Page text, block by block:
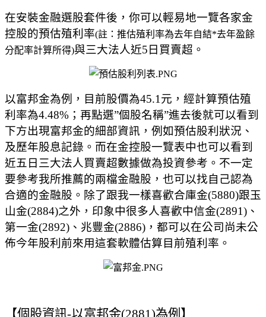
在安裝金融選股套件後，你可以輕易地一覽各家金
控股的預估殖利率(註：推估殖利率為去年自結*去年盈餘
分配率計算所得)與三大法人近5 日買賣超。
以富邦金為例，目前股價為45.1 元，經計算預估殖
利率為4.48% ；再點選”個股名稱”進去後就可以看到
下方出現富邦金的細部資訊，例如預估股利狀況、
及歷年股息記錄。而在金控股一覽表中也可以看到
近五日三大法人買賣超數據做為投資參考。不一定
要參考我所推薦的兩檔金融股，也可以找自己認為
合適的金融股。除了跟我一樣喜歡合庫金(5880)跟玉
山金(2884)之外，印象中很多人喜歡中信金(2891) 、
第一金(2892) 、兆豐金(2886) ，都可以在公司尚未公
佈今年股利前來用這套軟體估算目前殖利率。
【個股資訊-以富邦金(2881)為例】